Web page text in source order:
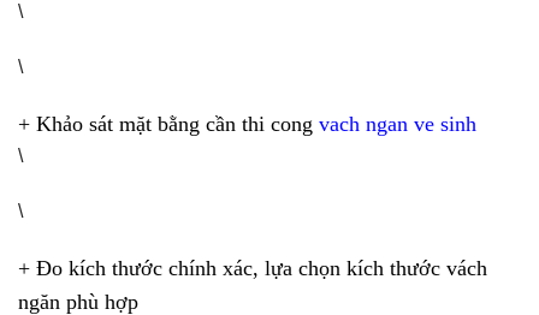
\
\
+ Khảo sát mặt bằng cần thi cong vach ngan ve sinh
\
\
+ Đo kích thước chính xác, lựa chọn kích thước vách
ngăn phù hợp